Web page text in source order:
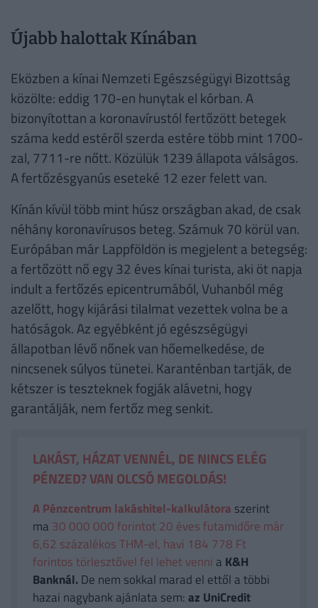
Újabb halottak Kínában
Eközben a kínai Nemzeti Egészségügyi Bizottság
közölte: eddig 170-en hunytak el kórban. A
bizonyítottan a koronavírustól fertőzött betegek
száma kedd estéről szerda estére több mint 1700-
zal, 7711-re nőtt. Közülük 1239 állapota válságos.
A fertőzésgyanús eseteké 12 ezer felett van.
Kínán kívül több mint húsz országban akad, de csak
néhány koronavírusos beteg. Számuk 70 körül van.
Európában már Lappföldön is megjelent a betegség:
a fertőzött nő egy 32 éves kínai turista, aki öt napja
indult a fertőzés epicentrumából, Vuhanból még
azelőtt, hogy kijárási tilalmat vezettek volna be a
hatóságok. Az egyébként jó egészségügyi
állapotban lévő nőnek van hőemelkedése, de
nincsenek súlyos tünetei. Karanténban tartják, de
kétszer is teszteknek fogják alávetni, hogy
garantálják, nem fertőz meg senkit.
LAKÁST, HÁZAT VENNÉL, DE NINCS ELÉG
PÉNZED? VAN OLCSÓ MEGOLDÁS!
A Pénzcentrum lakáshitel-kalkulátora szerint
ma 30 000 000 forintot 20 éves futamidőre már
6,62 százalékos THM-el, havi 184 778 Ft
forintos törlesztővel fel lehet venni a K&H
Banknál.De nem sokkal marad el ettől a többi
hazai nagybank ajánlata sem:az UniCredit